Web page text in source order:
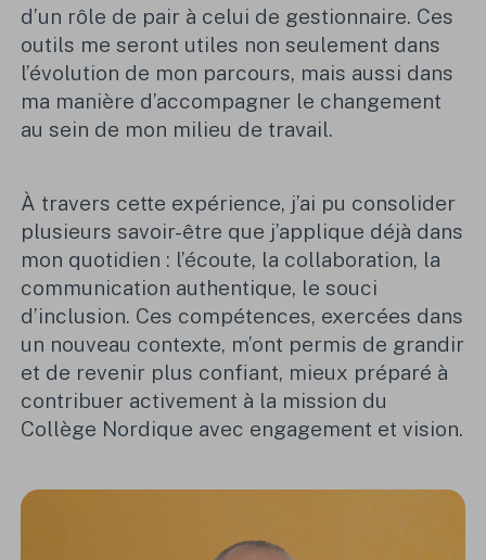
d’un rôle de pair à celui de gestionnaire. Ces
outils me seront utiles non seulement dans
l’évolution de mon parcours, mais aussi dans
ma manière d’accompagner le changement
au sein de mon milieu de travail.
À travers cette expérience, j’ai pu consolider
plusieurs savoir-être que j’applique déjà dans
mon quotidien : l’écoute, la collaboration, la
communication authentique, le souci
d’inclusion. Ces compétences, exercées dans
un nouveau contexte, m’ont permis de grandir
et de revenir plus confiant, mieux préparé à
contribuer activement à la mission du
Collège Nordique avec engagement et vision.